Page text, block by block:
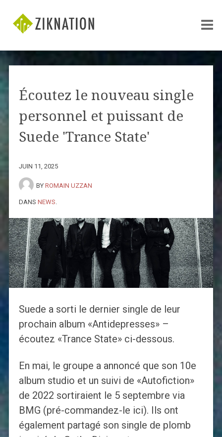
Écoutez le nouveau single
personnel et puissant de
Suede 'Trance State'
JUIN 11, 2025
BY ROMAIN UZZAN
DANS NEWS
Suede a sorti le dernier single de leur
prochain album «Antidepresses» –
écoutez «Trance State» ci-dessous.
En mai, le groupe a annoncé que son 10e
album studio et un suivi de «Autofiction»
de 2022 sortiraient le 5 septembre via
BMG (pré-commandez-le ici). Ils ont
également partagé son single de plomb